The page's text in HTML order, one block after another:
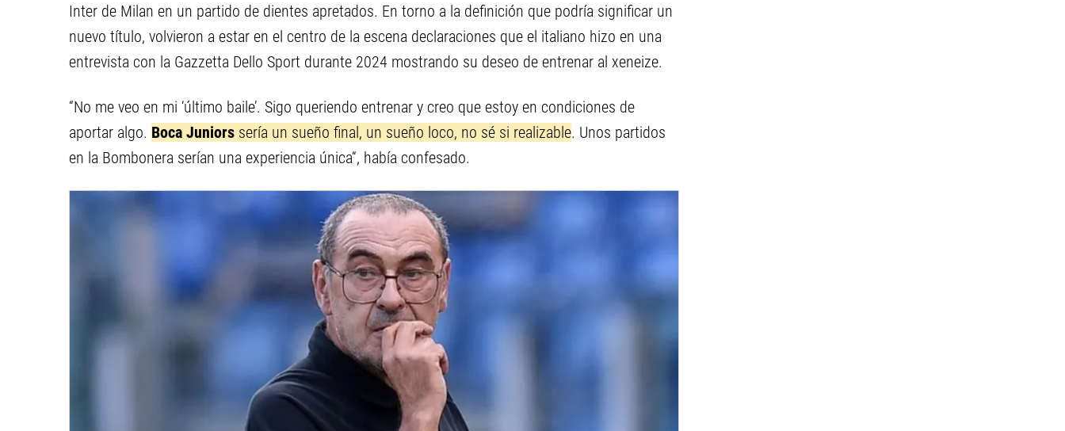
Inter de Milan en un partido de dientes apretados. En torno a la definición que podría significar un
nuevo título, volvieron a estar en el centro de la escena declaraciones que el italiano hizo en una
entrevista con la Gazzetta Dello Sport durante 2024 mostrando su deseo de entrenar al xeneize.
“No me veo en mi ‘último baile’. Sigo queriendo entrenar y creo que estoy en condiciones de
aportar algo. Boca Juniors sería un sueño final, un sueño loco, no sé si realizable. Unos partidos
en la Bombonera serían una experiencia única“, había confesado.